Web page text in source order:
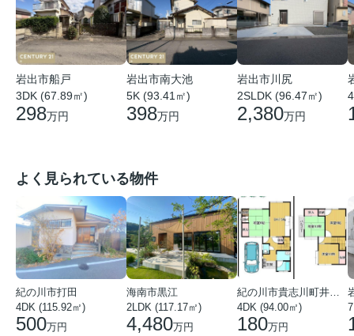
岩出市船戸
3DK (67.89㎡)
298万円
岩出市南大池
5K (93.41㎡)
398万円
岩出市川尻
2SLDK (96.47㎡)
2,380万円
よく見られている物件
紀の川市打田
4DK (115.92㎡)
500万円
海南市黒江
2LDK (117.17㎡)
4,480万円
紀の川市貴志川町井ノ口
4DK (94.00㎡)
180万円